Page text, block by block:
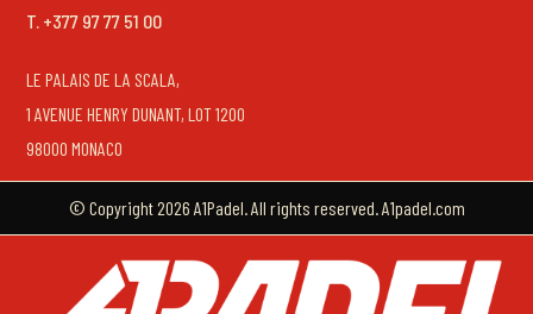
T. +377 97 77 51 00
LE PALAIS DE LA SCALA,
1 AVENUE HENRY DUNANT, LOT 1200
98000 MONACO
© Copyright 2026 A1Padel. All rights reserved. A1padel.com